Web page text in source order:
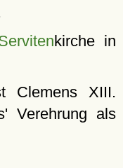
kirche in
Clemens XIII.
Verehrung als